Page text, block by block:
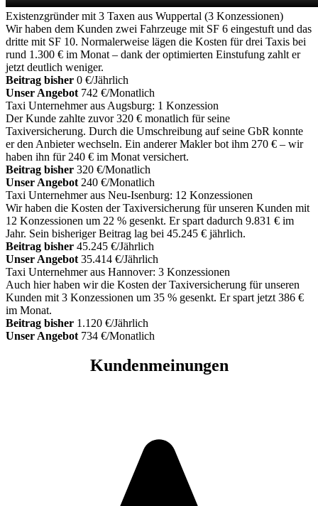
Existenzgründer mit 3 Taxen aus Wuppertal (3 Konzessionen)
Wir haben dem Kunden zwei Fahrzeuge mit SF 6 eingestuft und das
dritte mit SF 10. Normalerweise lägen die Kosten für drei Taxis bei
rund 1.300 € im Monat – dank der optimierten Einstufung zahlt er
jetzt deutlich weniger.
Beitrag bisher 0 €/Jährlich
Unser Angebot 742 €/Monatlich
Taxi Unternehmer aus Augsburg: 1 Konzession
Der Kunde zahlte zuvor 320 € monatlich für seine
Taxiversicherung. Durch die Umschreibung auf seine GbR konnte
er den Anbieter wechseln. Ein anderer Makler bot ihm 270 € – wir
haben ihn für 240 € im Monat versichert.
Beitrag bisher 320 €/Monatlich
Unser Angebot 240 €/Monatlich
Taxi Unternehmer aus Neu-Isenburg: 12 Konzessionen
Wir haben die Kosten der Taxiversicherung für unseren Kunden mit
12 Konzessionen um 22 % gesenkt. Er spart dadurch 9.831 € im
Jahr. Sein bisheriger Beitrag lag bei 45.245 € jährlich.
Beitrag bisher 45.245 €/Jährlich
Unser Angebot 35.414 €/Jährlich
Taxi Unternehmer aus Hannover: 3 Konzessionen
Auch hier haben wir die Kosten der Taxiversicherung für unseren
Kunden mit 3 Konzessionen um 35 % gesenkt. Er spart jetzt 386 €
im Monat.
Beitrag bisher 1.120 €/Jährlich
Unser Angebot 734 €/Monatlich
Kundenmeinungen